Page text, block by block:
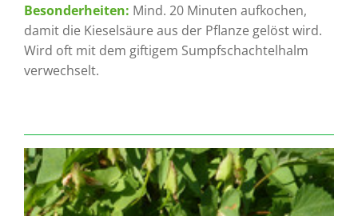
Besonderheiten: Mind. 20 Minuten aufkochen,
damit die Kieselsäure aus der Pflanze gelöst wird.
Wird oft mit dem giftigem Sumpfschachtelhalm
verwechselt.